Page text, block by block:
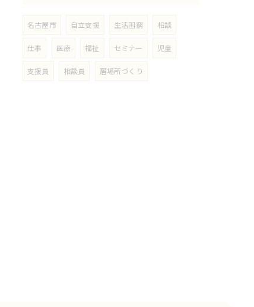
名古屋市 自立支援 生活困窮 相談
仕事 医療 福祉 セミナー 児童
支援員 相談員 居場所づくり